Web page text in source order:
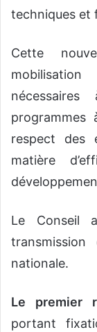
techniques et
Cette
respect des
matière
Le Conseil
nationale.
Le premier
portant